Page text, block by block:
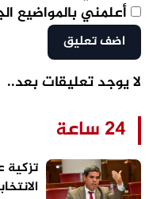
أعلمني بالمواضيع
لا يوجد تعليقات بعد..
24 ساعة
تزكية